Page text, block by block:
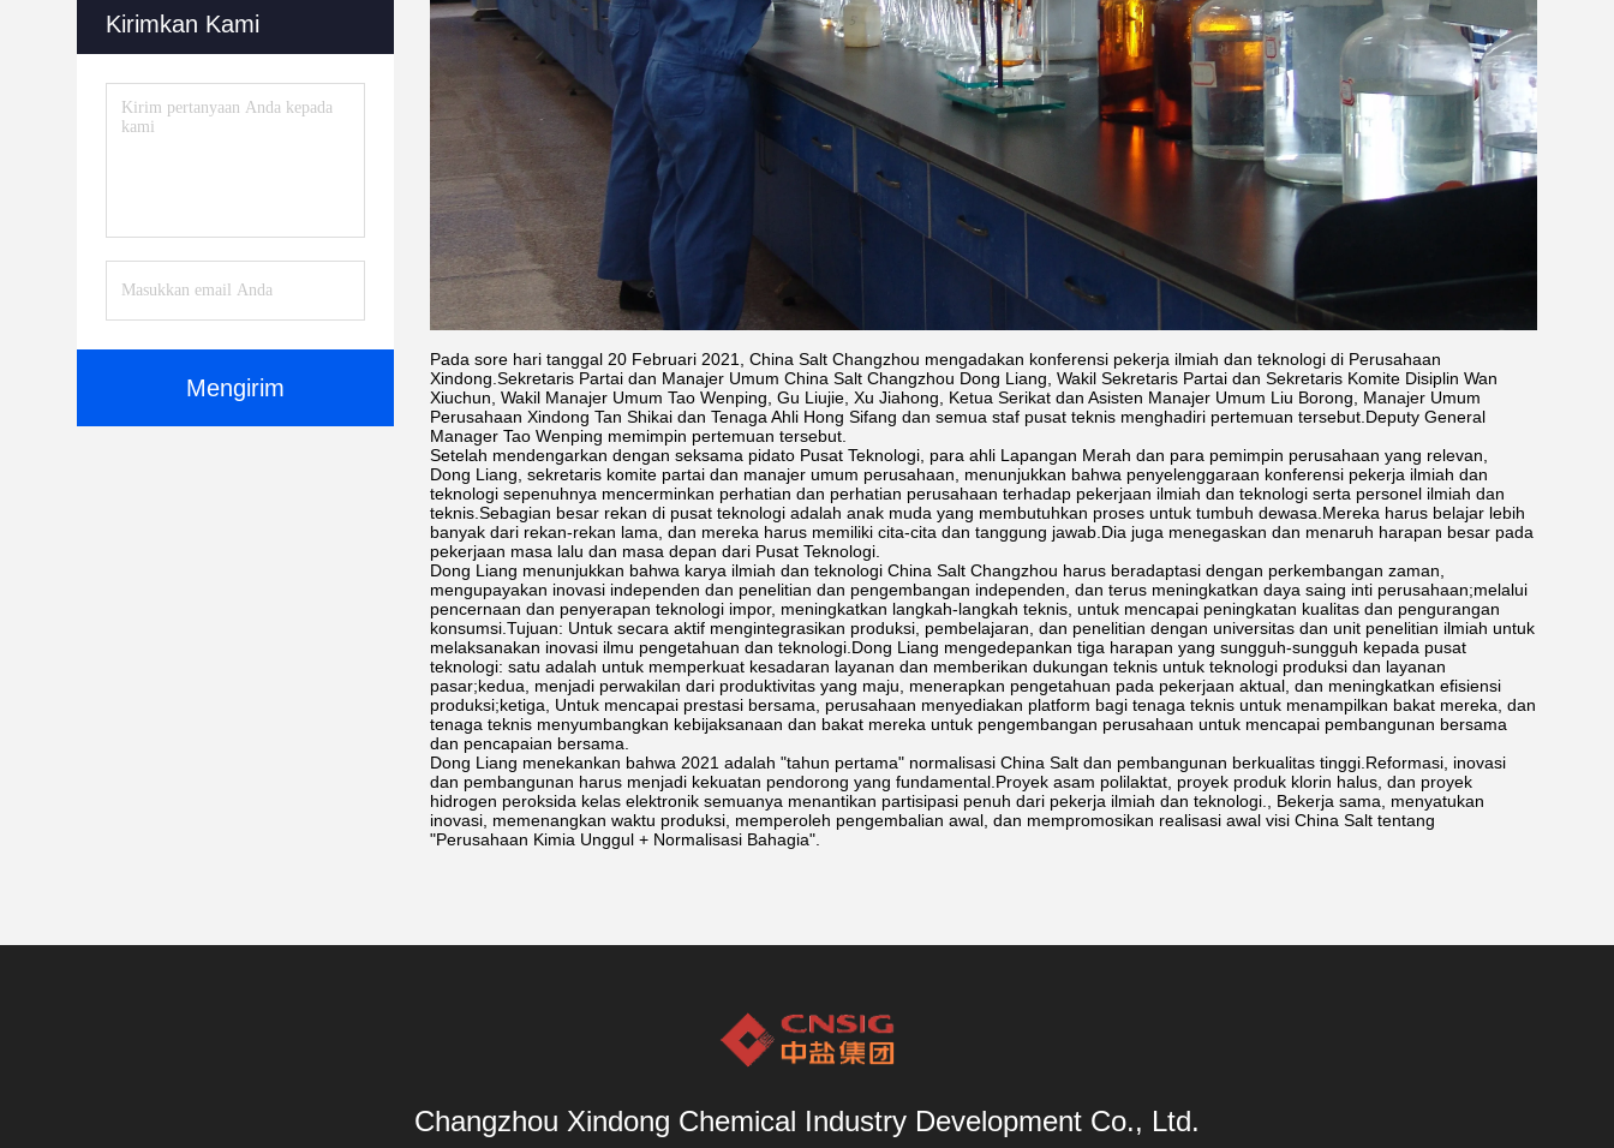
Kirimkan Kami
Mengirim
Pada sore hari tanggal 20 Februari 2021, China Salt Changzhou mengadakan konferensi pekerja ilmiah dan teknologi di Perusahaan
Xindong.Sekretaris Partai dan Manajer Umum China Salt Changzhou Dong Liang, Wakil Sekretaris Partai dan Sekretaris Komite Disiplin Wan
Xiuchun, Wakil Manajer Umum Tao Wenping, Gu Liujie, Xu Jiahong, Ketua Serikat dan Asisten Manajer Umum Liu Borong, Manajer Umum
Perusahaan Xindong Tan Shikai dan Tenaga Ahli Hong Sifang dan semua staf pusat teknis menghadiri pertemuan tersebut.Deputy General
Manager Tao Wenping memimpin pertemuan tersebut.
Setelah mendengarkan dengan seksama pidato Pusat Teknologi, para ahli Lapangan Merah dan para pemimpin perusahaan yang relevan,
Dong Liang, sekretaris komite partai dan manajer umum perusahaan, menunjukkan bahwa penyelenggaraan konferensi pekerja ilmiah dan
teknologi sepenuhnya mencerminkan perhatian dan perhatian perusahaan terhadap pekerjaan ilmiah dan teknologi serta personel ilmiah dan
teknis.Sebagian besar rekan di pusat teknologi adalah anak muda yang membutuhkan proses untuk tumbuh dewasa.Mereka harus belajar lebih
banyak dari rekan-rekan lama, dan mereka harus memiliki cita-cita dan tanggung jawab.Dia juga menegaskan dan menaruh harapan besar pada
pekerjaan masa lalu dan masa depan dari Pusat Teknologi.
Dong Liang menunjukkan bahwa karya ilmiah dan teknologi China Salt Changzhou harus beradaptasi dengan perkembangan zaman,
mengupayakan inovasi independen dan penelitian dan pengembangan independen, dan terus meningkatkan daya saing inti perusahaan;melalui
pencernaan dan penyerapan teknologi impor, meningkatkan langkah-langkah teknis, untuk mencapai peningkatan kualitas dan pengurangan
konsumsi.Tujuan: Untuk secara aktif mengintegrasikan produksi, pembelajaran, dan penelitian dengan universitas dan unit penelitian ilmiah untuk
melaksanakan inovasi ilmu pengetahuan dan teknologi.Dong Liang mengedepankan tiga harapan yang sungguh-sungguh kepada pusat
teknologi: satu adalah untuk memperkuat kesadaran layanan dan memberikan dukungan teknis untuk teknologi produksi dan layanan
pasar;kedua, menjadi perwakilan dari produktivitas yang maju, menerapkan pengetahuan pada pekerjaan aktual, dan meningkatkan efisiensi
produksi;ketiga, Untuk mencapai prestasi bersama, perusahaan menyediakan platform bagi tenaga teknis untuk menampilkan bakat mereka, dan
tenaga teknis menyumbangkan kebijaksanaan dan bakat mereka untuk pengembangan perusahaan untuk mencapai pembangunan bersama
dan pencapaian bersama.
Dong Liang menekankan bahwa 2021 adalah "tahun pertama" normalisasi China Salt dan pembangunan berkualitas tinggi.Reformasi, inovasi
dan pembangunan harus menjadi kekuatan pendorong yang fundamental.Proyek asam polilaktat, proyek produk klorin halus, dan proyek
hidrogen peroksida kelas elektronik semuanya menantikan partisipasi penuh dari pekerja ilmiah dan teknologi., Bekerja sama, menyatukan
inovasi, memenangkan waktu produksi, memperoleh pengembalian awal, dan mempromosikan realisasi awal visi China Salt tentang
"Perusahaan Kimia Unggul + Normalisasi Bahagia".
Changzhou Xindong Chemical Industry Development Co., Ltd.